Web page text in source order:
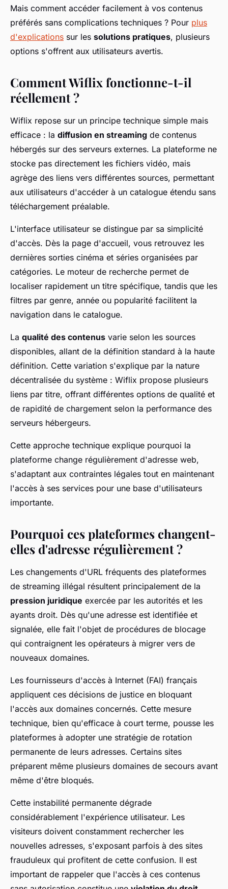
Mais comment accéder facilement à vos contenus
préférés sans complications techniques ? Pour plus
d'explications sur les solutions pratiques, plusieurs
options s'offrent aux utilisateurs avertis.
Comment Wiflix fonctionne-t-il
réellement ?
Wiflix repose sur un principe technique simple mais
efficace : la diffusion en streaming de contenus
hébergés sur des serveurs externes. La plateforme ne
stocke pas directement les fichiers vidéo, mais
agrège des liens vers différentes sources, permettant
aux utilisateurs d'accéder à un catalogue étendu sans
téléchargement préalable.
L'interface utilisateur se distingue par sa simplicité
d'accès. Dès la page d'accueil, vous retrouvez les
dernières sorties cinéma et séries organisées par
catégories. Le moteur de recherche permet de
localiser rapidement un titre spécifique, tandis que les
filtres par genre, année ou popularité facilitent la
navigation dans le catalogue.
La qualité des contenus varie selon les sources
disponibles, allant de la définition standard à la haute
définition. Cette variation s'explique par la nature
décentralisée du système : Wiflix propose plusieurs
liens par titre, offrant différentes options de qualité et
de rapidité de chargement selon la performance des
serveurs hébergeurs.
Cette approche technique explique pourquoi la
plateforme change régulièrement d'adresse web,
s'adaptant aux contraintes légales tout en maintenant
l'accès à ses services pour une base d'utilisateurs
importante.
Pourquoi ces plateformes changent-
elles d'adresse régulièrement ?
Les changements d'URL fréquents des plateformes
de streaming illégal résultent principalement de la
pression juridique exercée par les autorités et les
ayants droit. Dès qu'une adresse est identifiée et
signalée, elle fait l'objet de procédures de blocage
qui contraignent les opérateurs à migrer vers de
nouveaux domaines.
Les fournisseurs d'accès à Internet (FAI) français
appliquent ces décisions de justice en bloquant
l'accès aux domaines concernés. Cette mesure
technique, bien qu'efficace à court terme, pousse les
plateformes à adopter une stratégie de rotation
permanente de leurs adresses. Certains sites
préparent même plusieurs domaines de secours avant
même d'être bloqués.
Cette instabilité permanente dégrade
considérablement l'expérience utilisateur. Les
visiteurs doivent constamment rechercher les
nouvelles adresses, s'exposant parfois à des sites
frauduleux qui profitent de cette confusion. Il est
important de rappeler que l'accès à ces contenus